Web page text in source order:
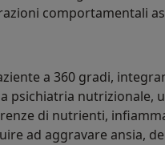
comportamentali
a 360 gradi,
psichiatria nutrizionale,
di nutrienti,
ad aggravare ansia,